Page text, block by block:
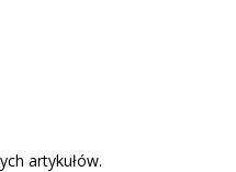
artykułów.